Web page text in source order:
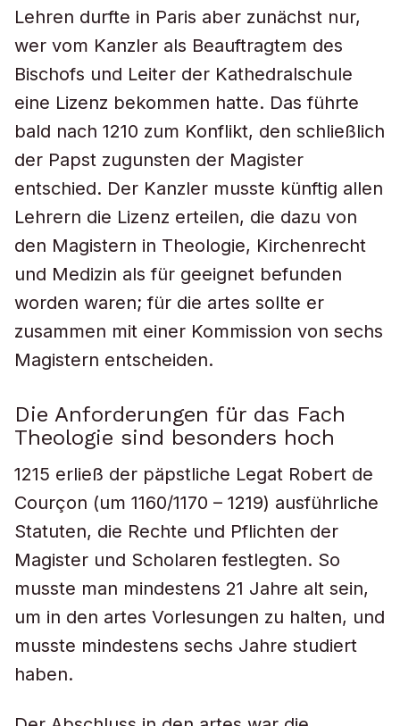
Lehren durfte in Paris aber zunächst nur,
wer vom Kanzler als Beauftragtem des
Bischofs und Leiter der Kathedralschule
eine Lizenz bekommen hatte. Das führte
bald nach 1210 zum Konflikt, den schließlich
der Papst zugunsten der Magister
entschied. Der Kanzler musste künftig allen
Lehrern die Lizenz erteilen, die dazu von
den Magistern in Theologie, Kirchenrecht
und Medizin als für geeignet befunden
worden waren; für die artes sollte er
zusammen mit einer Kommission von sechs
Magistern entscheiden.
Die Anforderungen für das Fach
Theologie sind besonders hoch
1215 erließ der päpstliche Legat Robert de
Courçon (um 1160/1170 – 1219) ausführliche
Statuten, die Rechte und Pflichten der
Magister und Scholaren festlegten. So
musste man mindestens 21 Jahre alt sein,
um in den artes Vorlesungen zu halten, und
musste mindestens sechs Jahre studiert
haben.